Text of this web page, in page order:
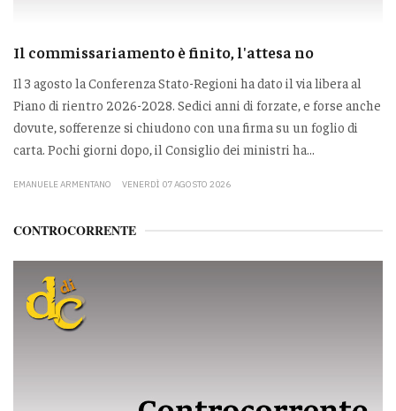
Il commissariamento è finito, l'attesa no
Il 3 agosto la Conferenza Stato-Regioni ha dato il via libera al
Piano di rientro 2026-2028. Sedici anni di forzate, e forse anche
dovute, sofferenze si chiudono con una firma su un foglio di
carta. Pochi giorni dopo, il Consiglio dei ministri ha...
EMANUELE ARMENTANO VENERDÌ 07 AGOSTO 2026
CONTROCORRENTE